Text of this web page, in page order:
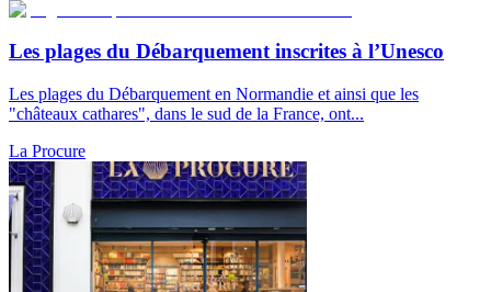
Les plages du Débarquement inscrites à l’Unesco
Les plages du Débarquement en Normandie et ainsi que les
"châteaux cathares", dans le sud de la France, ont...
La Procure